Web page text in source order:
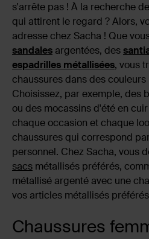
s'arrête pas ! À la recherche
qui attirent le regard ? Alors,
adresse chez Sacha ! Que
sandales argentées, des
espadrilles métallisées, vous
chaussures dans des
Choisissez, par exemple, des
ou des mocassins d'été en
chaque occasion et chaque
chaussures qui correspond
personnel. Chez Sacha, vous
sacs métallisés préférés,
métallisé argenté avec une
vos articles métallisés
Chaussures